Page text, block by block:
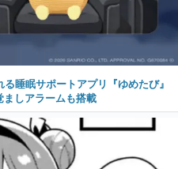
睡眠サポートアプリ『ゆめたび』
しアラームも搭載